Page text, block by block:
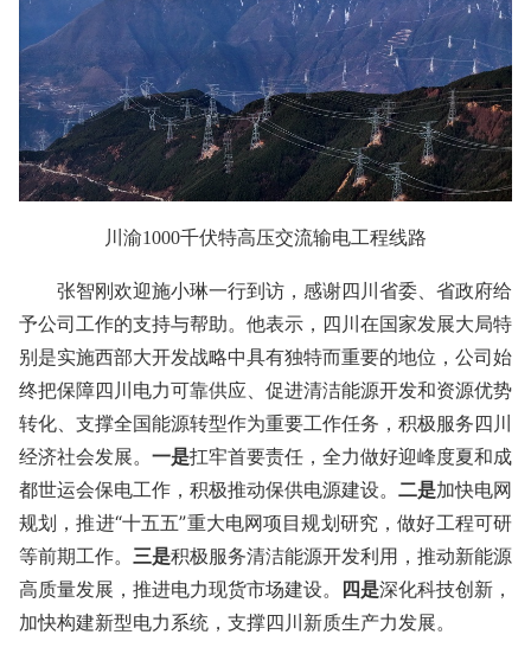
川渝1000千伏特高压交流输电工程线路
张智刚欢迎施小琳一行到访，感谢四川省委、省政府给
予公司工作的支持与帮助。他表示，四川在国家发展大局特
别是实施西部大开发战略中具有独特而重要的地位，公司始
终把保障四川电力可靠供应、促进清洁能源开发和资源优势
转化、支撑全国能源转型作为重要工作任务，积极服务四川
经济社会发展。 一是扛牢首要责任，全力做好迎峰度夏和成
都世运会保电工作，积极推动保供电源建设。 二是加快电网
规划，推进“十五五”重大电网项目规划研究，做好工程可研
等前期工作。 三是积极服务清洁能源开发利用，推动新能源
高质量发展，推进电力现货市场建设。 四是深化科技创新，
加快构建新型电力系统，支撑四川新质生产力发展。